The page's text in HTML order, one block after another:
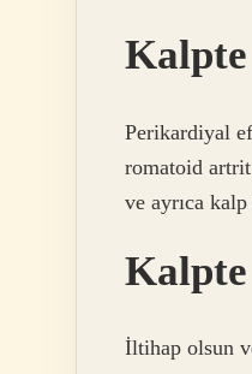
Kalpte
Perikardiyal
romatoid
ve ayrıca
İltihap olsun